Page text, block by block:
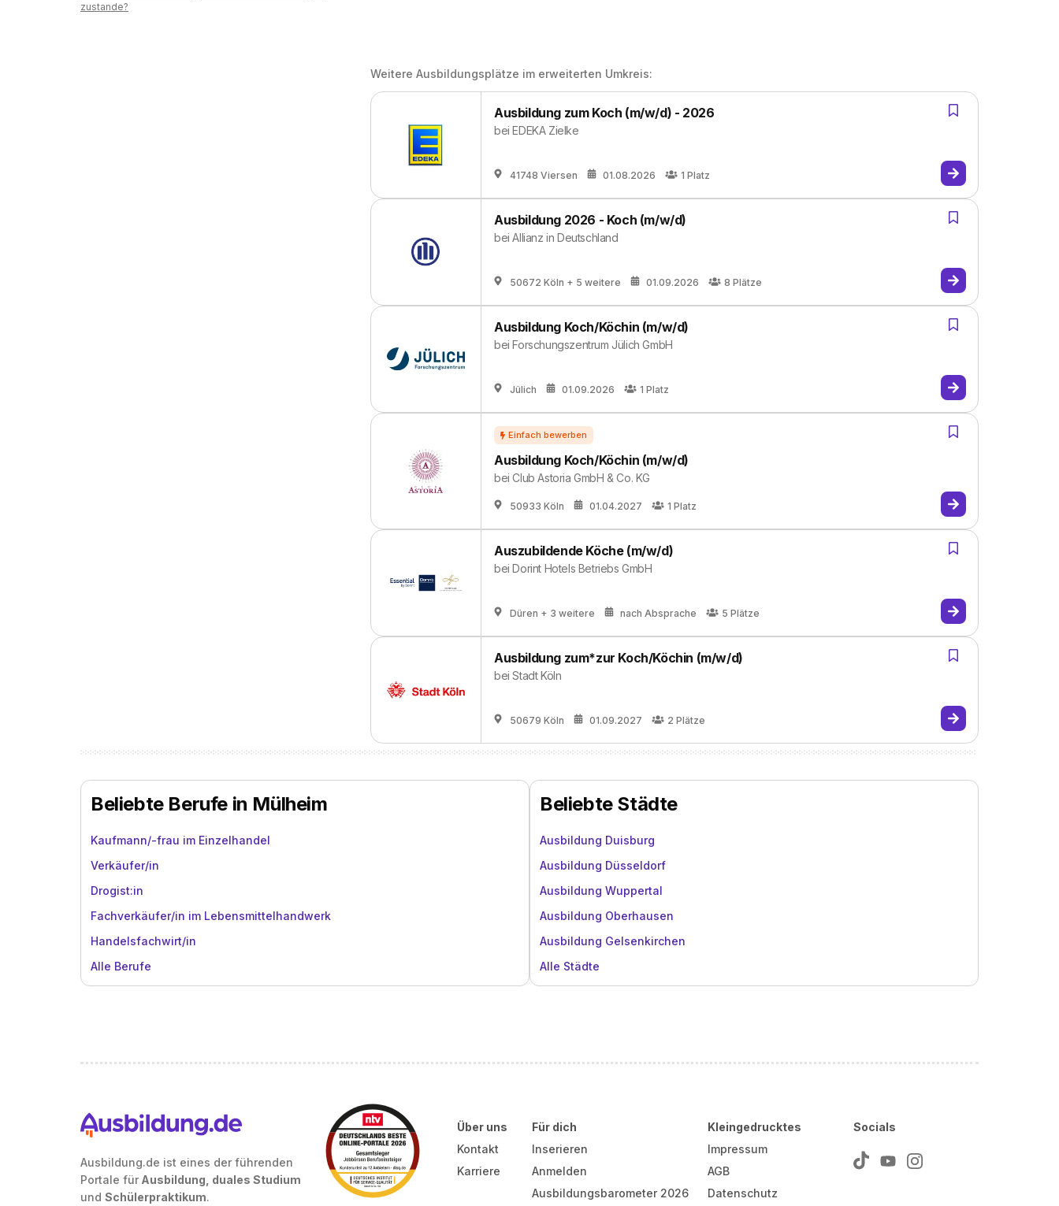
zustande?
Weitere Ausbildungsplätze im erweiterten Umkreis:
Ausbildung zum Koch (m/w/d) - 2026
beiEDEKA Zielke
41748 Viersen 01.08.2026 1 Platz
Ausbildung 2026 - Koch (m/w/d)
beiAllianz in Deutschland
50672 Köln + 5 weitere 01.09.2026 8 Plätze
Ausbildung Koch/Köchin (m/w/d)
beiForschungszentrum Jülich GmbH
Jülich 01.09.2026 1 Platz
Ausbildung Koch/Köchin (m/w/d)
beiClub Astoria GmbH & Co. KG
50933 Köln 01.04.2027 1 Platz
Auszubildende Köche (m/w/d)
beiDorint Hotels Betriebs GmbH
Düren + 3 weitere nach Absprache 5 Plätze
Ausbildung zum*zur Koch/Köchin (m/w/d)
beiStadt Köln
50679 Köln 01.09.2027 2 Plätze
Beliebte Berufe in Mülheim
Kaufmann/-frau im Einzelhandel
Verkäufer/in
Drogist:in
Fachverkäufer/in im Lebensmittelhandwerk
Handelsfachwirt/in
Alle Berufe
Beliebte Städte
Ausbildung Duisburg
Ausbildung Düsseldorf
Ausbildung Wuppertal
Ausbildung Oberhausen
Ausbildung Gelsenkirchen
Alle Städte
Ausbildung.de ist eines der führenden
Portale für Ausbildung, duales Studium
und Schülerpraktikum.
Über uns
Kontakt
Karriere
Für dich
Inserieren
Anmelden
Ausbildungsbarometer 2026
Kleingedrucktes
Impressum
AGB
Datenschutz
Socials